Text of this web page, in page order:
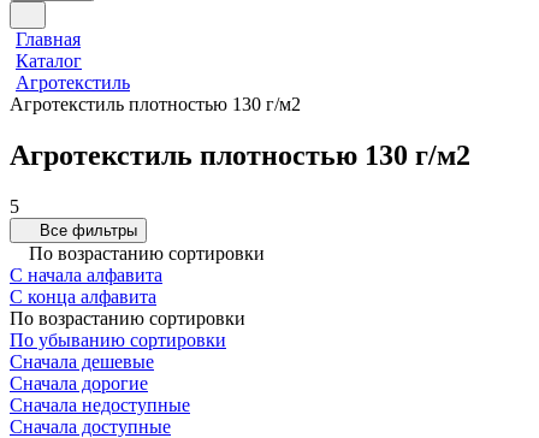
Главная
Каталог
Агротекстиль
Агротекстиль плотностью 130 г/м2
Агротекстиль плотностью 130 г/м2
5
Все фильтры
По возрастанию сортировки
С начала алфавита
С конца алфавита
По возрастанию сортировки
По убыванию сортировки
Сначала дешевые
Сначала дорогие
Сначала недоступные
Сначала доступные